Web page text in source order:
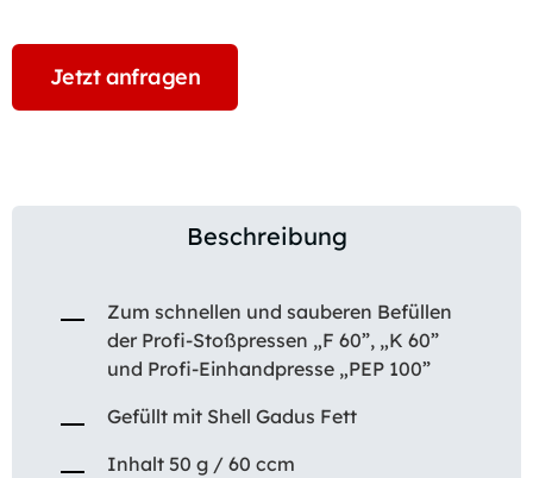
Jetzt anfragen
Beschreibung
Zum schnellen und sauberen Befüllen
der Profi-Stoßpressen „F 60”, „K 60”
und Profi-Einhandpresse „PEP 100”
Gefüllt mit Shell Gadus Fett
Inhalt 50 g / 60 ccm